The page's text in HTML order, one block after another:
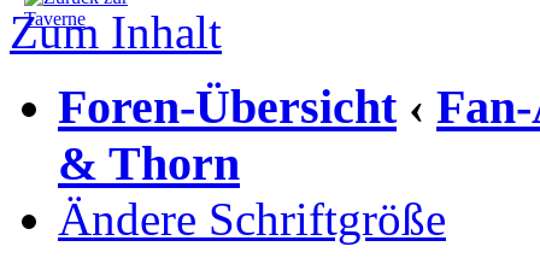
Zum Inhalt
Foren-Übersicht ‹
& Thorn
Ändere Schriftgröße